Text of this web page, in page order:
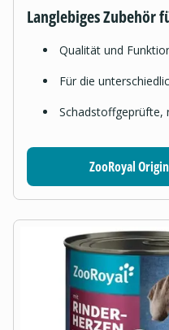
Langlebiges Zubehör
Qualität und
Für die
Schadstoffgeprüfte,
ZooRoyal